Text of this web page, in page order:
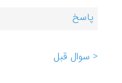
پاسخ
< سوال قبل